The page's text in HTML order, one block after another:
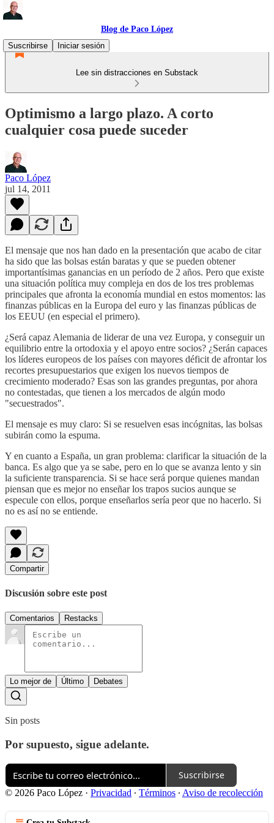
Blog de Paco López
Suscribirse
Iniciar sesión
Lee sin distracciones en Substack
Optimismo a largo plazo. A corto
cualquier cosa puede suceder
Paco López
jul 14, 2011
El mensaje que nos han dado en la presentación que acabo de citar
ha sido que las bolsas están baratas y que se pueden obtener
importantísimas ganancias en un período de 2 años. Pero que existe
una situación política muy compleja en dos de los tres problemas
principales que afronta la economía mundial en estos momentos: las
finanzas públicas en la Europa del euro y las finanzas públicas de
los EEUU (en especial el primero).
¿Será capaz Alemania de liderar de una vez Europa, y conseguir un
equilibrio entre la ortodoxia y el apoyo entre socios? ¿Serán capaces
los líderes europeos de los países con mayores déficit de afrontar los
recortes presupuestarios que exigen los nuevos tiempos de
crecimiento moderado? Esas son las grandes preguntas, por ahora
no contestadas, que tienen a los mercados de algún modo
"secuestrados".
El mensaje es muy claro: Si se resuelven esas incógnitas, las bolsas
subirán como la espuma.
Y en cuanto a España, un gran problema: clarificar la situación de la
banca. Es algo que ya se sabe, pero en lo que se avanza lento y sin
la suficiente transparencia. Si se hace será porque quienes mandan
piensan que es mejor no enseñar los trapos sucios aunque se
especule con ellos, porque enseñarlos sería peor que no hacerlo. Si
no es así no se entiende.
Compartir
Discusión sobre este post
Comentarios Restacks
Lo mejor de Último Debates
Sin posts
Por supuesto, sigue adelante.
Suscribirse
© 2026 Paco López · Privacidad ∙ Términos ∙ Aviso de recolección